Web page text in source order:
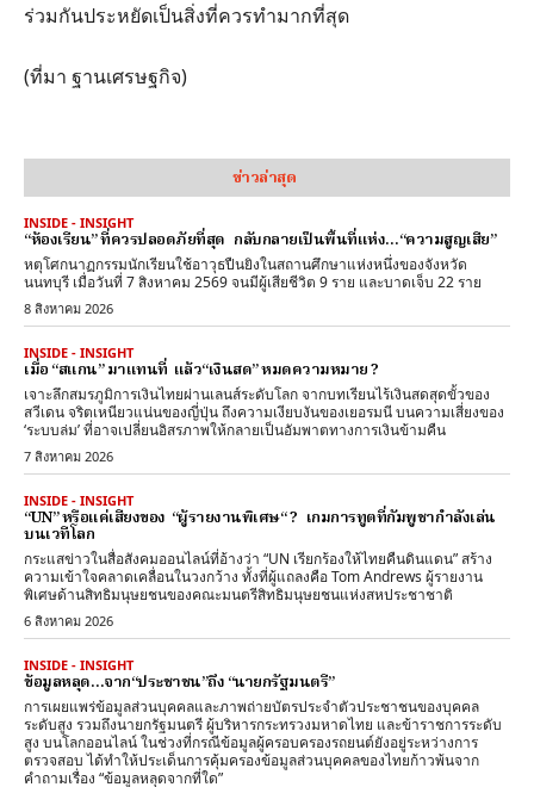
ร่วมกันประหยัดเป็นสิ่งที่ควรทำมากที่สุด
(ที่มา ฐานเศรษฐกิจ)
ข่าวล่าสุด
INSIDE - INSIGHT
“ห้องเรียน” ที่ควรปลอดภัยที่สุด กลับกลายเป็นพื้นที่แห่ง…“ความสูญเสีย”
หตุโศกนาฏกรรมนักเรียนใช้อาวุธปืนยิงในสถานศึกษาแห่งหนึ่งของจังหวัด
นนทบุรี เมื่อวันที่ 7 สิงหาคม 2569 จนมีผู้เสียชีวิต 9 ราย และบาดเจ็บ 22 ราย
8 สิงหาคม 2026
INSIDE - INSIGHT
เมื่อ “สแกน” มาแทนที่ แล้ว“เงินสด” หมดความหมาย ?
เจาะลึกสมรภูมิการเงินไทยผ่านเลนส์ระดับโลก จากบทเรียนไร้เงินสดสุดขั้วของ
สวีเดน จริตเหนียวแน่นของญี่ปุ่น ถึงความเงียบงันของเยอรมนี บนความเสี่ยงของ
‘ระบบล่ม’ ที่อาจเปลี่ยนอิสรภาพให้กลายเป็นอัมพาตทางการเงินข้ามคืน
7 สิงหาคม 2026
INSIDE - INSIGHT
“UN” หรือแค่เสียงของ “ผู้รายงานพิเศษ“ ? เกมการทูตที่กัมพูชากำลังเล่น
บนเวทีโลก
กระแสข่าวในสื่อสังคมออนไลน์ที่อ้างว่า “UN เรียกร้องให้ไทยคืนดินแดน” สร้าง
ความเข้าใจคลาดเคลื่อนในวงกว้าง ทั้งที่ผู้แถลงคือ Tom Andrews ผู้รายงาน
พิเศษด้านสิทธิมนุษยชนของคณะมนตรีสิทธิมนุษยชนแห่งสหประชาชาติ
6 สิงหาคม 2026
INSIDE - INSIGHT
ข้อมูลหลุด…จาก“ประชาชน”ถึง “นายกรัฐมนตรี”
การเผยแพร่ข้อมูลส่วนบุคคลและภาพถ่ายบัตรประจำตัวประชาชนของบุคคล
ระดับสูง รวมถึงนายกรัฐมนตรี ผู้บริหารกระทรวงมหาดไทย และข้าราชการระดับ
สูง บนโลกออนไลน์ ในช่วงที่กรณีข้อมูลผู้ครอบครองรถยนต์ยังอยู่ระหว่างการ
ตรวจสอบ ได้ทำให้ประเด็นการคุ้มครองข้อมูลส่วนบุคคลของไทยก้าวพ้นจาก
คำถามเรื่อง “ข้อมูลหลุดจากที่ใด”